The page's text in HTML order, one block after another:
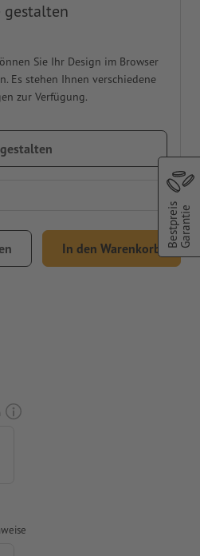
gestalten
Sie Ihr Design im Browser
Es stehen Ihnen verschiedene
zur Verfügung.
In den Warenkorb
BestpreisGarantie